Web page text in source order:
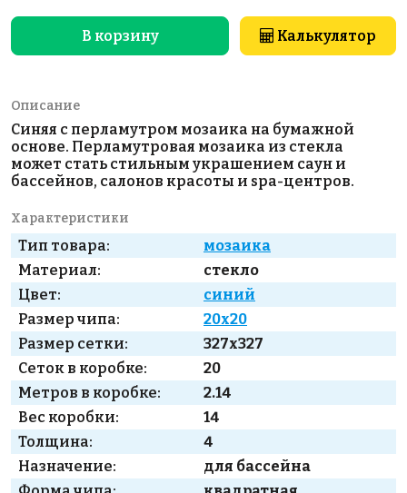
В корзину Калькулятор
Описание
Синяя с перламутром мозаика на бумажной
основе. Перламутровая мозаика из стекла
может стать стильным украшением саун и
бассейнов, салонов красоты и spa-центров.
Характеристики
Тип товара:
мозаика
Материал:
стекло
Цвет:
синий
Размер чипа:
20x20
Размер сетки:
327x327
Сеток в коробке:
20
Метров в коробке:
2.14
Вес коробки:
14
Толщина:
4
Назначение:
для бассейна